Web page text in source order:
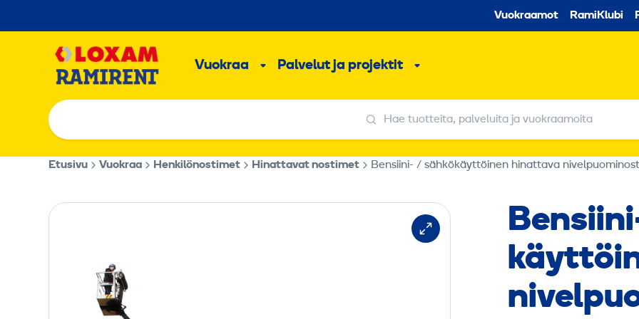
sisältöön
Vuokraamot RamiKlubi
Vuokraa Alavalikko
Palvelut ja projektit Alavalikko
Hae tuotteita, palveluita ja vuokraamoita
Hae tuotteita, palveluita ja vuokraamoita
Etusivu Vuokraa Henkilönostimet Hinattavat nostimet Bensiini- / sähkökäyttöinen hinattava